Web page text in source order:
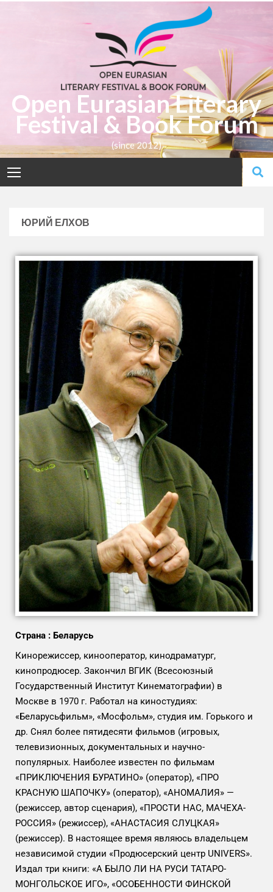
Open Eurasian Literary
Festival & Book Forum
(since 2012)
ЮРИЙ ЕЛХОВ
Страна : Беларусь
Кинорежиссер, кинооператор, кинодраматург,
кинопродюсер. Закончил ВГИК (Всесоюзный
Государственный Институт Кинематографии) в
Москве в 1970 г. Работал на киностудиях:
«Беларусьфильм», «Мосфольм», студия им. Горького и
др. Снял более пятидесяти фильмов (игровых,
телевизионных, документальных и научно-
популярных. Наиболее известен по фильмам
«ПРИКЛЮЧЕНИЯ БУРАТИНО» (оператор), «ПРО
КРАСНУЮ ШАПОЧКУ» (оператор), «АНОМАЛИЯ» —
(режиссер, автор сценария), «ПРОСТИ НАС, МАЧЕХА-
РОССИЯ» (режиссер), «АНАСТАСИЯ СЛУЦКАЯ»
(режиссер). В настоящее время являюсь владельцем
независимой студии «Продюсерский центр UNIVERS».
Издал три книги: «А БЫЛО ЛИ НА РУСИ ТАТАРО-
МОНГОЛЬСКОЕ ИГО», «ОСОБЕННОСТИ ФИНСКОЙ